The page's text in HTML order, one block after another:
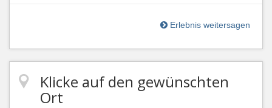
Erlebnis weitersagen
Klicke auf den gewünschten
Ort